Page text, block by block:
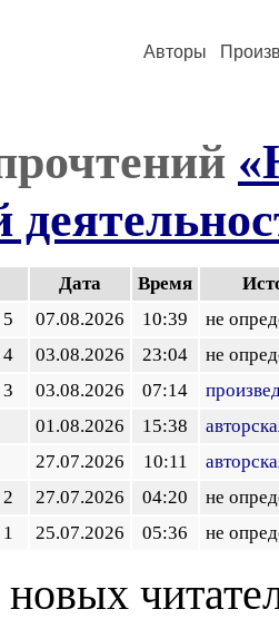
Авторы
Дата Время
07.08.2026 10:39
не
4
03.08.2026 23:04
не
03.08.2026 07:14
01.08.2026 15:38
27.07.2026 10:11
27.07.2026 04:20
не
25.07.2026 05:36 не
новых